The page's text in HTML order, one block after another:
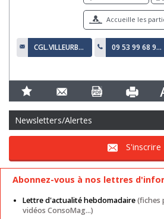
Accueille les
CGL.VILLEURBANNE@GMAIL.COM 09 53 99 68 95 / 06 65 61 89 25
Newsletters/Alertes
S'inscrire
Abonnez-vous à nos lettres
Lettre d'actualité hebdomadaire(fiches
vidéos ConsoMag...)